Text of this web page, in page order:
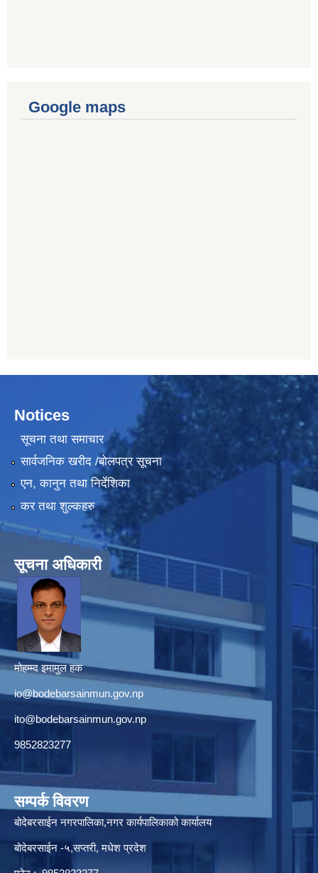
Google maps
Notices
सूचना तथा समाचार
सार्वजनिक खरीद /बोलपत्र सूचना
एन, कानुन तथा निर्देशिका
कर तथा शुल्कहरु
सूचना अधिकारी
मोहम्म्द इमामुल हक
io@bodebarsainmun.gov.np
ito@bodebarsainmun.gov.np
9852823277
सम्पर्क विवरण
बोदेबरसाईन नगरपालिका,नगर कार्यपालिकाको कार्यालय
बोदेबरसाईन -५,सप्तरी, मधेश प्रदेश